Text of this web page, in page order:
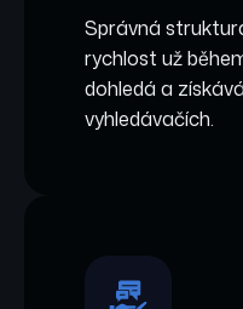
Správná
rychlost už
dohledá a
vyhledávačích.